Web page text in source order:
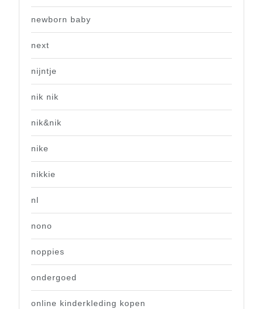
newborn baby
next
nijntje
nik nik
nik&nik
nike
nikkie
nl
nono
noppies
ondergoed
online kinderkleding kopen